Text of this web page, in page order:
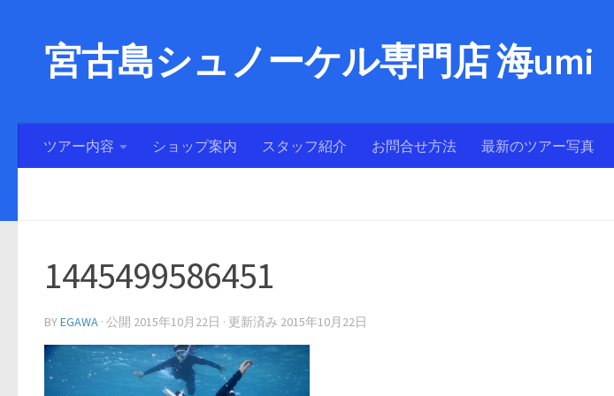
宮古島シュノーケル専門店 海umi
ツアー内容 ショップ案内 スタッフ紹介 お問合せ方法 最新のツアー写真
1445499586451
BYEGAWA · 公開 2015年10月22日 · 更新済み 2015年10月22日